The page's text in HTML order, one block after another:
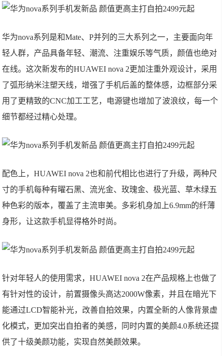
华为nova系列是和Mate、P并列的三大系列之一，主要面向年
轻人群，产品具备年轻、潮流、注重娱乐等气质，颜值也绝对
在线。这次新发布的HUAWEI nova 2更加注重外观设计，采用
了弧形纳米注塑天线，增强了手机后盖的整体感，边框部分采
用了更精致的CNC加工工艺，电源键也增加了波浪纹，每一个
细节都经过精心处理。
配色上，HUAWEI nova 2也和前代相比也进行了升级，两种尺
寸的手机每种有曜石黑、流光金、玫瑰金、极光蓝、草木绿五
种色彩的版本，覆盖了主流审美。多彩机身加上6.9mm的纤薄
身形，让这款手机显得格外时尚。
针对年轻人的使用需求，HUAWEI nova 2在产品规格上也做了
有针对性的设计，前置摄像头高达2000W像素，并且在暗光下
能通过LCD智能补光，改善自拍效果，内置全新的人像背景虚
化模式，更加突出自拍者的美感，同时内置的美颜4.0系统还提
供了十级美颜功能，实现自然美颜效果。